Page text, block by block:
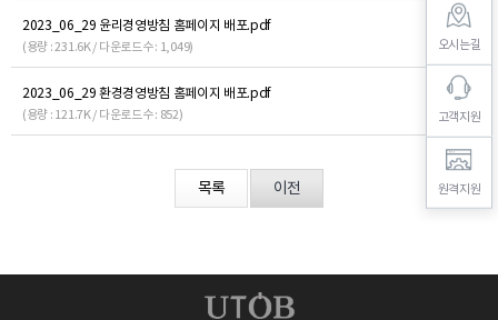
오시는길
고객지원
원격지원
2023_06_29 윤리경영방침 홈페이지 배포.pdf
(용량 : 231.6K / 다운로드수 : 1,049)
2023_06_29 환경경영방침 홈페이지 배포.pdf
(용량 : 121.7K / 다운로드수 : 852)
목록 이전